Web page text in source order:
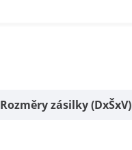
Rozměry zásilky (DxŠxV)